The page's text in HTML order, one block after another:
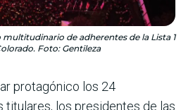
de adherentes de la Lista 1
Foto: Gentileza
protagónico los 24
titulares, los presidentes de las